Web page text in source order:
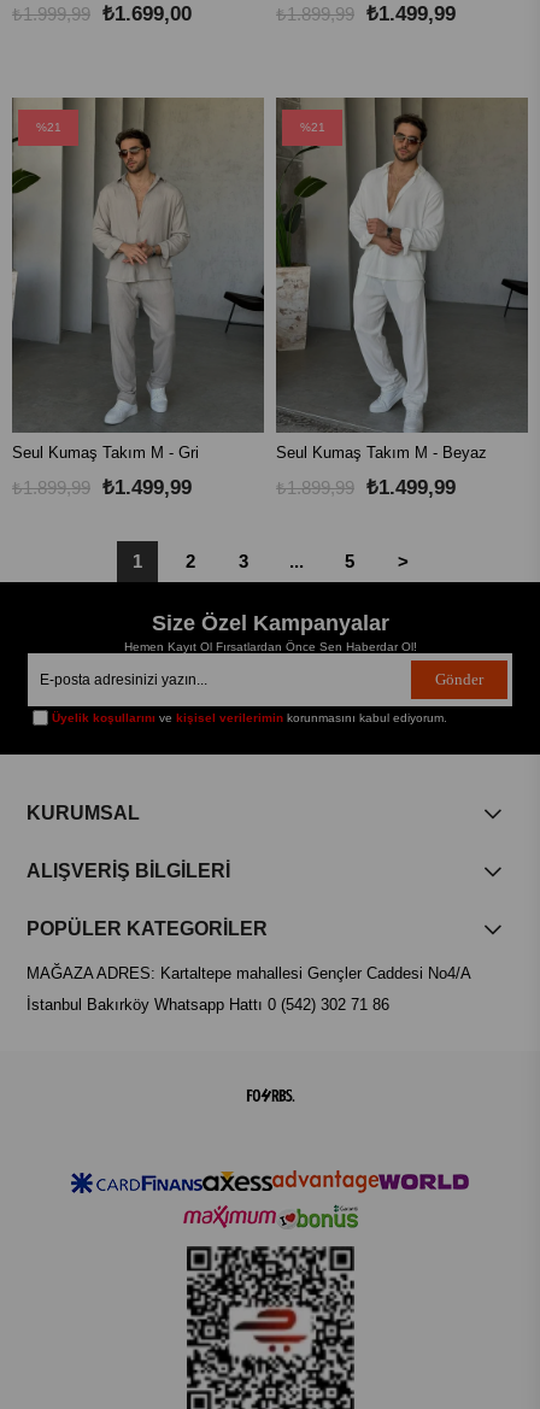
₺1.699,00
₺1.999,99 ₺1.499,99
₺1.899,99
Seul Kumaş Takım M - Gri
₺1.499,99
₺1.899,99
%21
Seul Kumaş Takım M - Beyaz
₺1.499,99
₺1.899,99
%21
1 2 3 ... 5 >
Size Özel Kampanyalar
Hemen Kayıt Ol Fırsatlardan Önce Sen Haberdar Ol!
Gönder
Üyelik koşullarını vekişisel verilerimin korunmasını kabul ediyorum.
KURUMSAL
ALIŞVERİŞ BİLGİLERİ
POPÜLER KATEGORİLER
MAĞAZA ADRES: Kartaltepe mahallesi Gençler Caddesi No4/A
İstanbul Bakırköy Whatsapp Hattı 0 (542) 302 71 86